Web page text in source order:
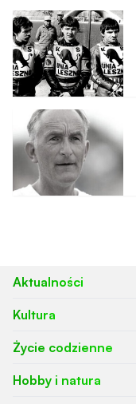
Aktualności
Kultura
Życie codzienne
Hobby i natura